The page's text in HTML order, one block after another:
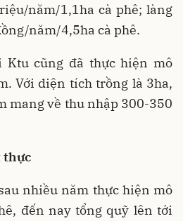
năm/1,1ha cà phê; làng
năm/4,5ha cà phê.
Ktu cũng đã thực hiện mô
Với diện tích trồng là 3ha,
mang về thu nhập 300-350
thực
nhiều năm thực hiện mô
đến nay tổng quỹ lên tới